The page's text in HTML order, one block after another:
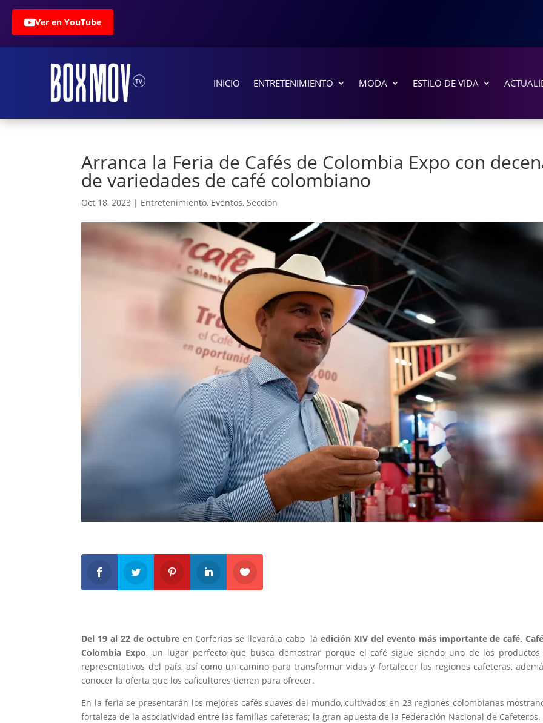
Ver en YouTube
INICIO ENTRETENIMIENTO MODA ESTILO DE VIDA
Arranca la Feria de Cafés de Colombia Expo con
de variedades de café colombiano
Oct 18, 2023 | Entretenimiento, Eventos,Sección
Del 19 al 22 de octubreen Corferias se llevará a cabo laedición XIV del evento más importante de café,
Colombia Expo, un lugar perfecto que busca demostrar porque el café sigue siendo uno de los productos
representativos del país, así como un camino para transformar vidas y fortalecer las regiones cafeteras,
conocer la oferta que los caficultores tienen para ofrecer.
En la feria se presentarán los mejores cafés suaves del mundo, cultivados en 23 regiones colombianas
fortaleza de la asociatividad entre las familias cafeteras; la gran apuesta de la Federación Nacional de Cafeteros.